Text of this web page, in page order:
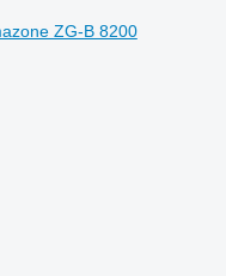
ZG-B 8200